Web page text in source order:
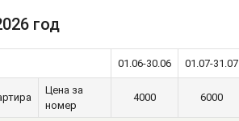
год
01.06-30.06 01.07-31.07
Цена за
номер
4000 6000